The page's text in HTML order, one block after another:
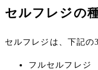
セルフレジの
セルフレジは、下記の
フルセルフレジ